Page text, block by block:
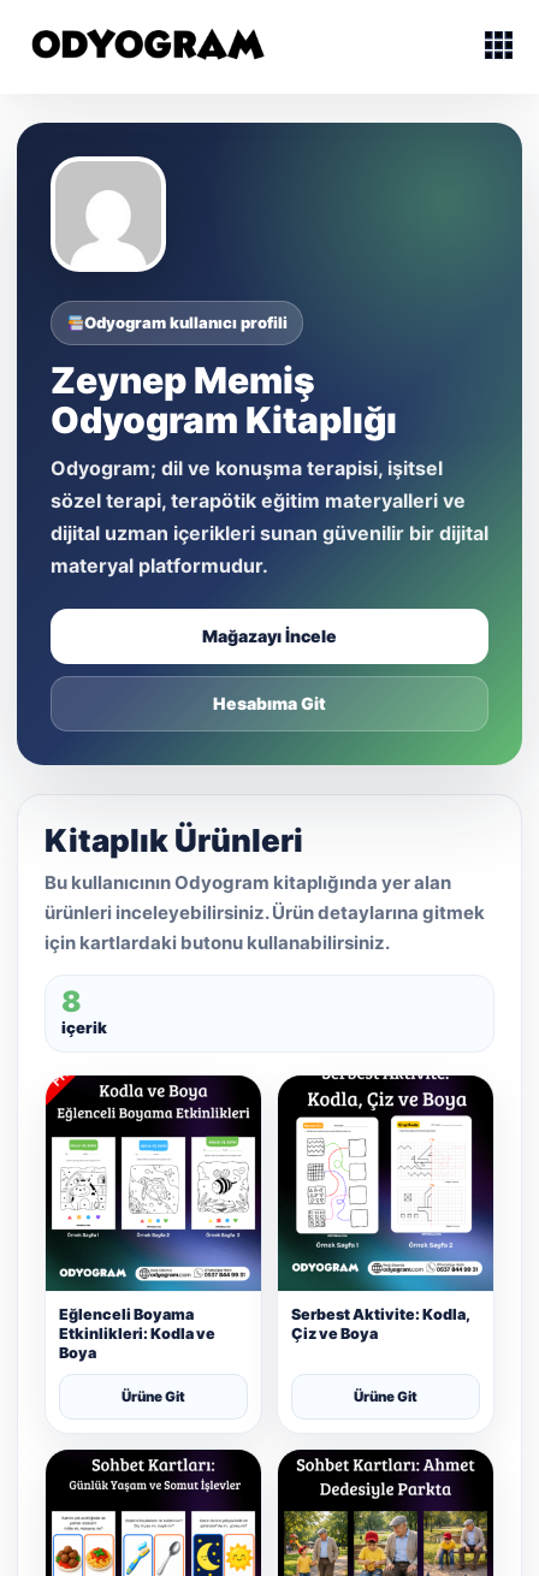
Odyogram kullanıcı profili
Zeynep Memiş
Odyogram Kitaplığı
Odyogram; dil ve konuşma terapisi, işitsel
sözel terapi, terapötik eğitim materyalleri ve
dijital uzman içerikleri sunan güvenilir bir dijital
materyal platformudur.
Mağazayı İncele
Hesabıma Git
Kitaplık Ürünleri
Bu kullanıcının Odyogram kitaplığında yer alan
ürünleri inceleyebilirsiniz. Ürün detaylarına gitmek
için kartlardaki butonu kullanabilirsiniz.
8
içerik
Eğlenceli Boyama
Etkinlikleri: Kodla ve
Boya
Ürüne Git
Serbest Aktivite: Kodla,
Çiz ve Boya
Ürüne Git